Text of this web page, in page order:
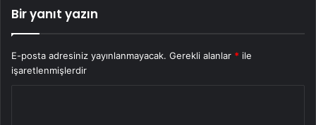
Bir yanıt yazın
E-posta adresiniz yayınlanmayacak. Gerekli alanlar * ile
işaretlenmişlerdir